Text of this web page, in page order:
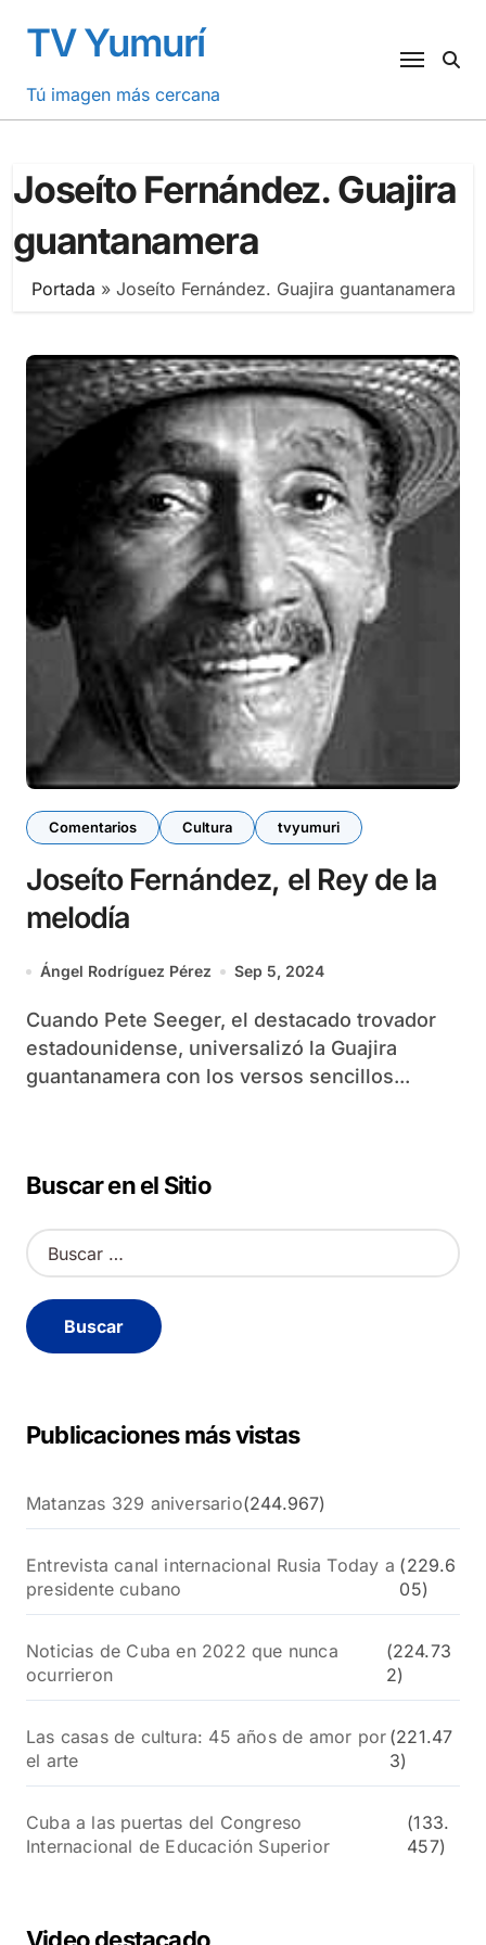
contenido
TV Yumurí
Tú imagen más cercana
Joseíto Fernández. Guajira
guantanamera
Portada » Joseíto Fernández. Guajira guantanamera
Comentarios Cultura tvyumuri
Joseíto Fernández, el Rey de la
melodía
Ángel Rodríguez Pérez Sep 5, 2024
Cuando Pete Seeger, el destacado trovador
estadounidense, universalizó la Guajira
guantanamera con los versos sencillos...
Buscar en el Sitio
B
u
c
a
Publicaciones más vistas
Matanzas 329 aniversario(244.967)
Entrevista canal internacional Rusia Today a
presidente cubano
(229.6
05)
Noticias de Cuba en 2022 que nunca
ocurrieron
(224.73
2)
Las casas de cultura: 45 años de amor por
el arte
(221.47
3)
Cuba a las puertas del Congreso
Internacional de Educación Superior
(133.
457)